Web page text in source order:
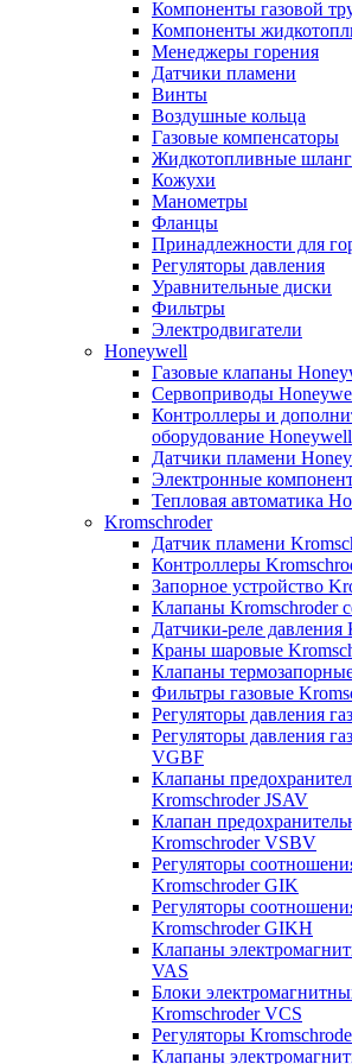
Компоненты газовой
Компоненты
Менеджеры горения
Датчики пламени
Винты
Воздушные кольца
Газовые компенсаторы
Жидкотопливные
Кожухи
Манометры
Фланцы
Принадлежности для
Регуляторы давления
Уравнительные диски
Фильтры
Электродвигатели
Honeywell
Газовые клапаны
Сервоприводы
Контроллеры и
оборудование Honeywell
Датчики пламени
Электронные
Тепловая автоматика
Kromschroder
Датчик пламени
Контроллеры
Запорное устройство
Клапаны Kromschroder
Датчики-реле давления
Краны шаровые
Клапаны
Фильтры газовые
Регуляторы давления
Регуляторы давления
VGBF
Клапаны
Kromschroder JSAV
Клапан
Kromschroder VSBV
Регуляторы
Kromschroder GIK
Регуляторы
Kromschroder GIKH
Клапаны
VAS
Блоки
Kromschroder VCS
Регуляторы
Клапаны